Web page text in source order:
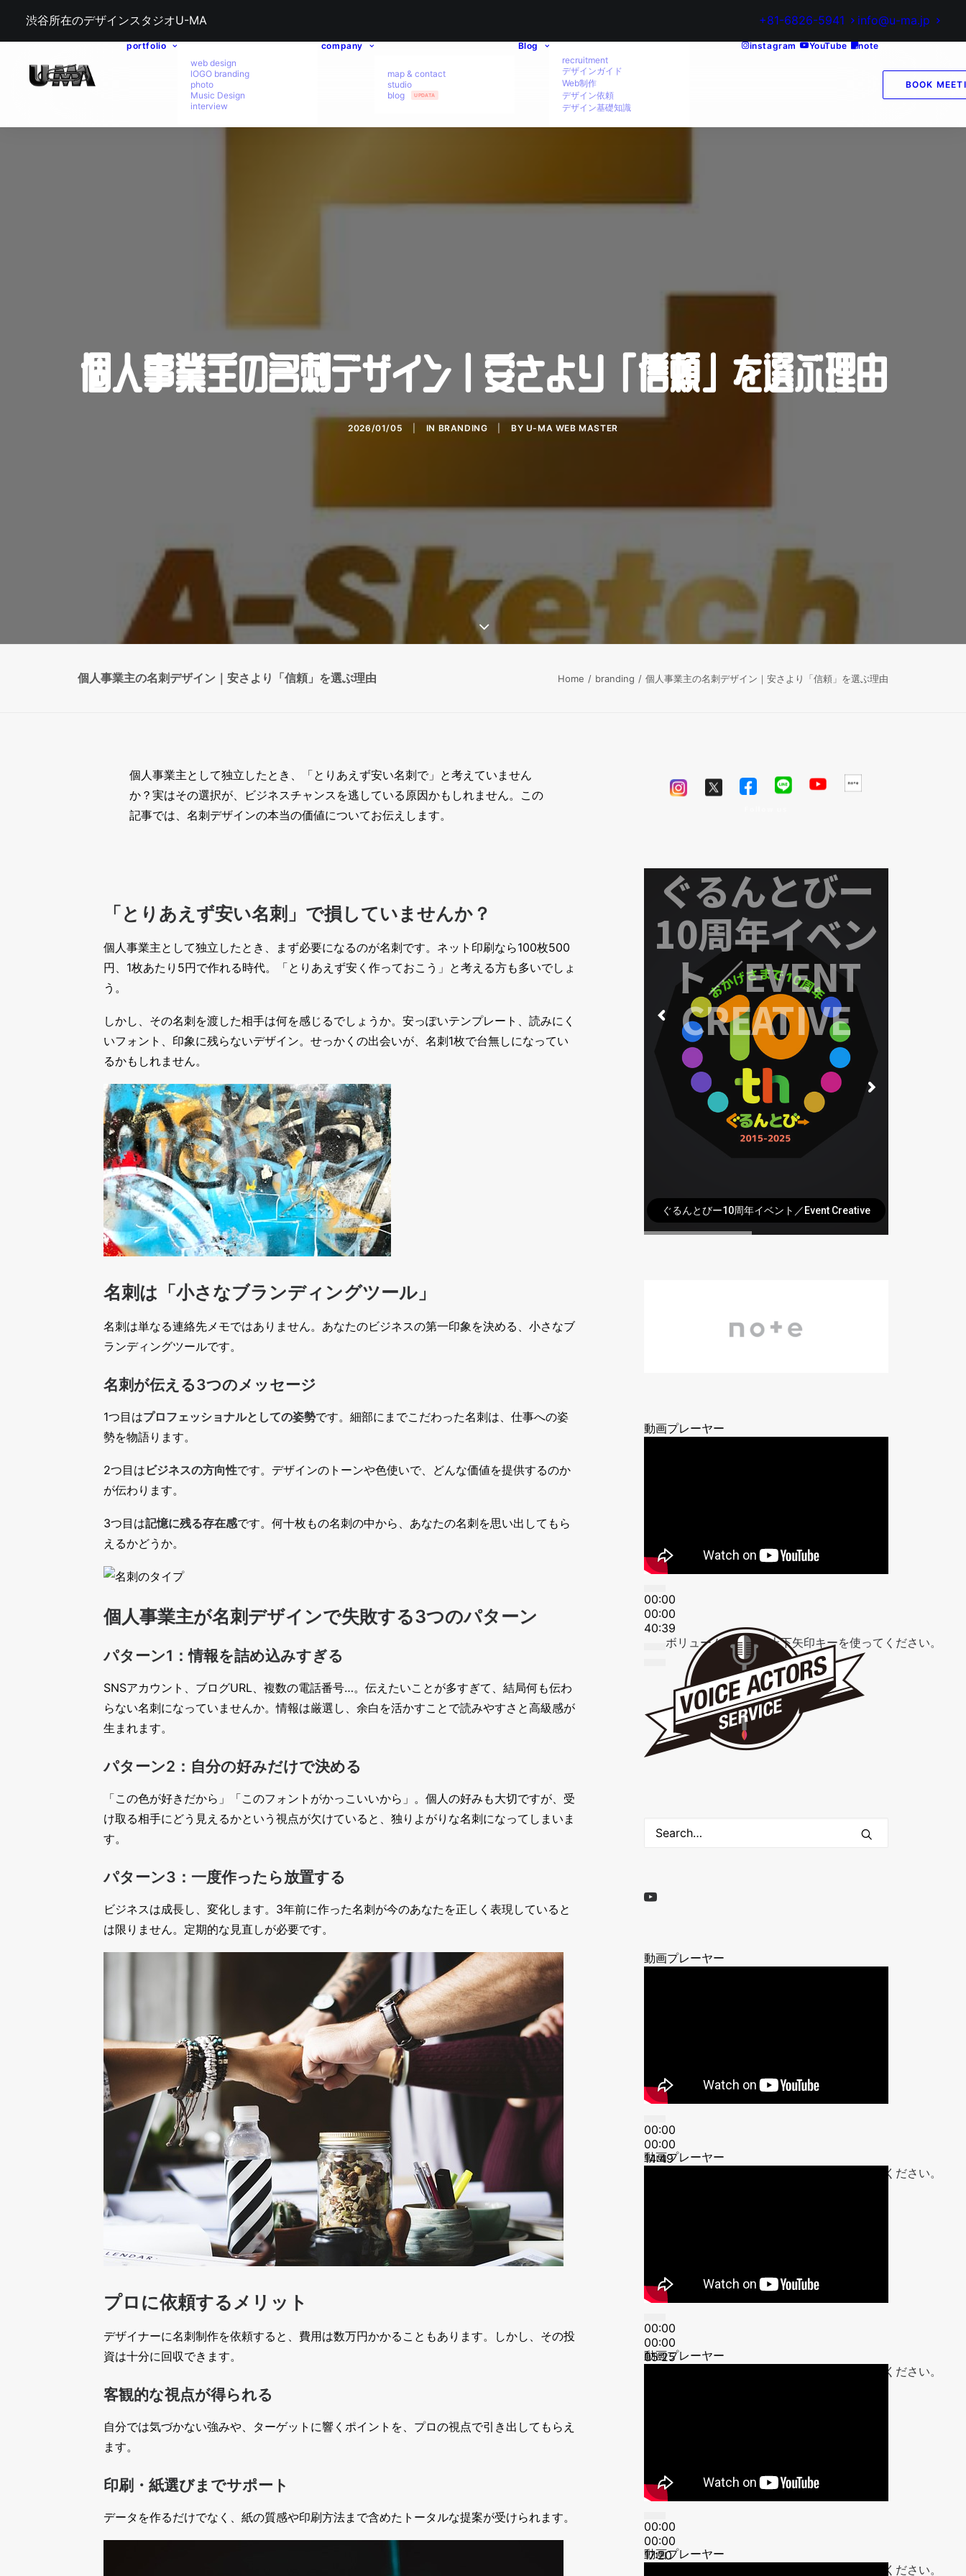
渋谷所在のデザインスタジオU-MA +81-6826-5941 info@u-ma.jp
portfolio
web design
lOGO branding
photo
Music Design
interview
company
map & contact
studio
blog
UPDATA
Blog
recruitment
デザインガイド
Web制作
デザイン依頼
デザイン基礎知識
instagram YouTube note
BOOK
個人事業主の名刺デザイン｜安さより「信頼」を選ぶ理由
2026/01/05 IN BRANDING BY U-MA WEB MASTER
個人事業主の名刺デザイン｜安さより「信頼」を選ぶ理由 Home branding 個人事業主の名刺デザイン｜安さより「信頼」を選ぶ理由
個人事業主として独立したとき、「とりあえず安い名刺で」と考えていません
か？実はその選択が、ビジネスチャンスを逃している原因かもしれません。この
記事では、名刺デザインの本当の価値についてお伝えします。
「とりあえず安い名刺」で損していませんか？
個人事業主として独立したとき、まず必要になるのが名刺です。ネット印刷なら100枚500
円、1枚あたり5円で作れる時代。「とりあえず安く作っておこう」と考える方も多いでしょ
う。
しかし、その名刺を渡した相手は何を感じるでしょうか。安っぽいテンプレート、読みにく
いフォント、印象に残らないデザイン。せっかくの出会いが、名刺1枚で台無しになってい
るかもしれません。
名刺は「小さなブランディングツール」
名刺は単なる連絡先メモではありません。あなたのビジネスの第一印象を決める、小さなブ
ランディングツールです。
名刺が伝える3つのメッセージ
1つ目はプロフェッショナルとしての姿勢です。細部にまでこだわった名刺は、仕事への姿
勢を物語ります。
2つ目は ビジネスの方向性です。デザインのトーンや色使いで、どんな価値を提供するのか
が伝わります。
3つ目は記憶に残る存在感です。何十枚もの名刺の中から、あなたの名刺を思い出してもら
えるかどうか。
個人事業主が名刺デザインで失敗する3つのパターン
パターン1：情報を詰め込みすぎる
SNSアカウント、ブログURL、複数の電話番号…。伝えたいことが多すぎて、結局何も伝わ
らない名刺になっていませんか。情報は厳選し、余白を活かすことで読みやすさと高級感が
生まれます。
パターン2：自分の好みだけで決める
「この色が好きだから」「このフォントがかっこいいから」。個人の好みも大切ですが、受
け取る相手にどう見えるかという視点が欠けていると、独りよがりな名刺になってしまいま
す。
パターン3：一度作ったら放置する
ビジネスは成長し、変化します。3年前に作った名刺が今のあなたを正しく表現していると
は限りません。定期的な見直しが必要です。
プロに依頼するメリット
デザイナーに名刺制作を依頼すると、費用は数万円かかることもあります。しかし、その投
資は十分に回収できます。
客観的な視点が得られる
自分では気づかない強みや、ターゲットに響くポイントを、プロの視点で引き出してもらえ
ます。
印刷・紙選びまでサポート
データを作るだけでなく、紙の質感や印刷方法まで含めたトータルな提案が受けられます。
ぐるんとびー
10周年イベン
ト／EVENT
CREATIVE
ぐるんとびー10周年イベント／Event Creative
動画プレーヤー
00:00
00:00
40:39
ボリューム調節には上下矢印キーを使ってください。
動画プレーヤー
00:00
00:00
14:49
ボリューム調節には上下矢印キーを使ってください。
動画プレーヤー
00:00
00:00
05:25
ボリューム調節には上下矢印キーを使ってください。
動画プレーヤー
00:00
00:00
17:20
ボリューム調節には上下矢印キーを使ってください。
動画プレーヤー